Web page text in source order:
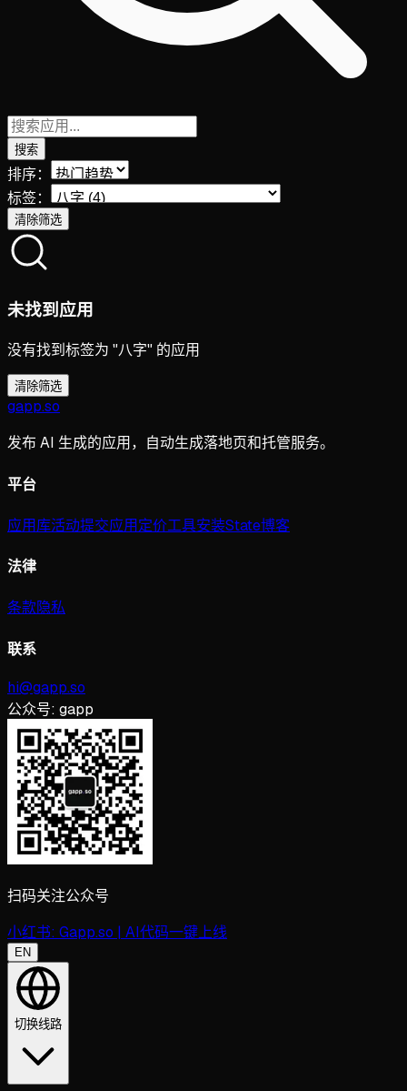
搜索
排序：
标签：
清除筛选
未找到应用
没有找到标签为 "八字" 的应用
清除筛选
gapp.so
发布 AI 生成的应用，自动生成落地页和托管服务。
平台
应用库活动提交应用定价工具安装State博客
法律
条款隐私
联系
hi@gapp.so
公众号: gapp
扫码关注公众号
小红书: Gapp.so | AI代码一键上线
EN
切换线路